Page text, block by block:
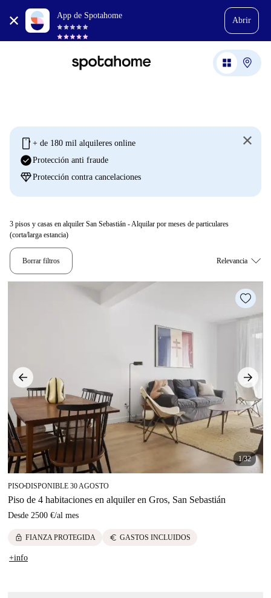
App de Spotahome
Abrir
mobile + de 180 mil alquileres online
check_circleProtección anti fraude
diamondProtección contra cancelaciones
3 pisos y casas en alquiler San Sebastián - Alquilar por meses de particulares
(corta/larga estancia)
Borrar filtros
1/32
PISO■DISPONIBLE 30 AGOSTO
Piso de 4 habitaciones en alquiler en Gros, San Sebastián
Desde 2500 €/al mes
lock FIANZA PROTEGIDA euro GASTOS INCLUIDOS
+info